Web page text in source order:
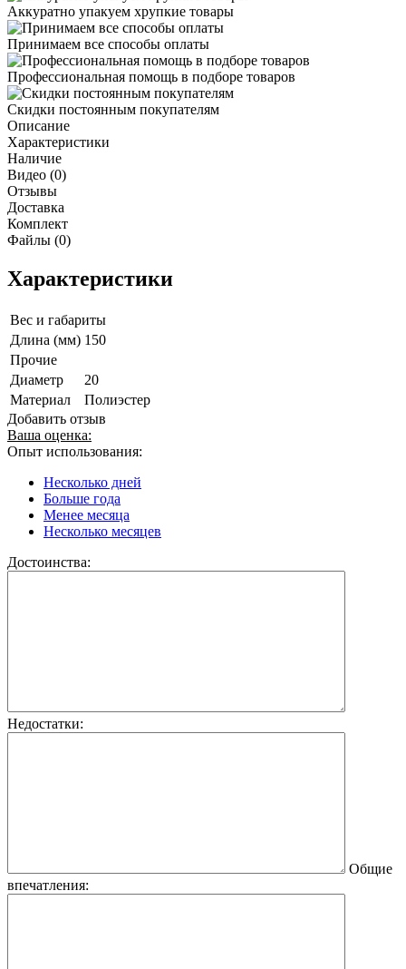
Аккуратно упакуем хрупкие товары
Принимаем все способы оплаты
Профессиональная помощь в подборе товаров
Скидки постоянным покупателям
Описание
Характеристики
Наличие
Видео (0)
Отзывы
Доставка
Комплект
Файлы (0)
Характеристики
Вес и габариты
Длина (мм) 150
Прочие
Диаметр
20
Материал
Полиэстер
Добавить отзыв
Ваша оценка:
Опыт использования:
Несколько дней
Больше года
Менее месяца
Несколько месяцев
Достоинства:
Недостатки:
Общие
впечатления: